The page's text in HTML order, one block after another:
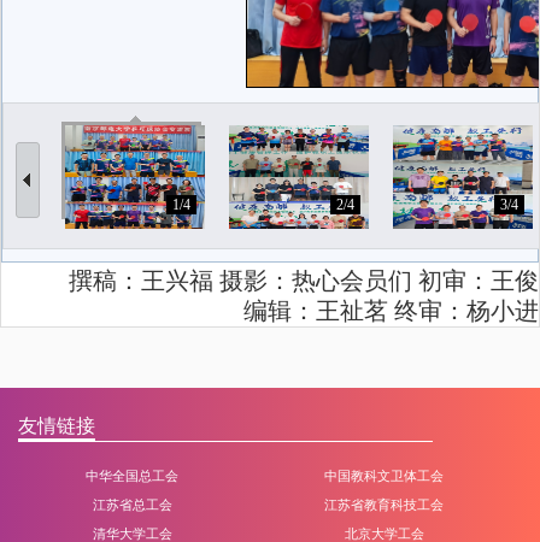
1/4 2/4 3/4
撰稿：王兴福 摄影：热心会员们 初审：王俊
编辑：王祉茗 终审：杨小进
友情链接
中华全国总工会
中国教科文卫体工会
江苏省总工会
江苏省教育科技工会
清华大学工会
北京大学工会